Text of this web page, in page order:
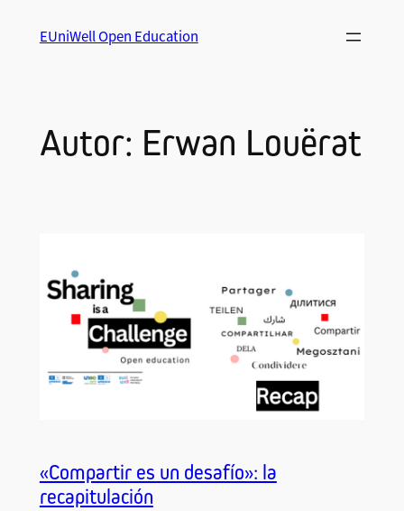
EUniWell Open Education
Autor: Erwan Louërat
«Compartir es un desafío»: la
recapitulación